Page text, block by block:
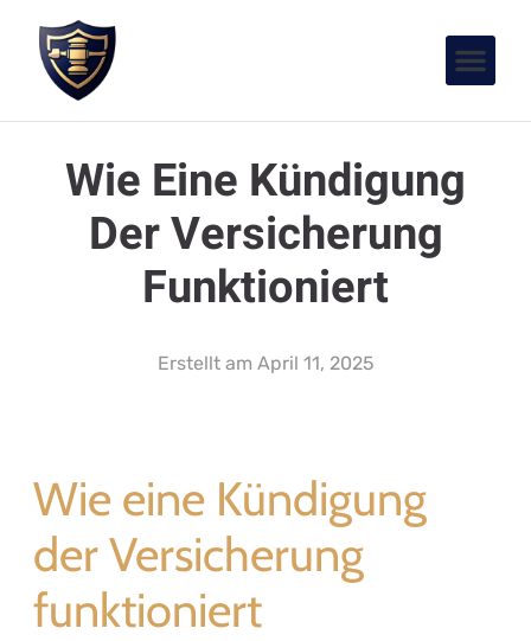
Wie Eine Kündigung
Der Versicherung
Funktioniert
Erstellt am April 11, 2025
Wie eine Kündigung
der Versicherung
funktioniert